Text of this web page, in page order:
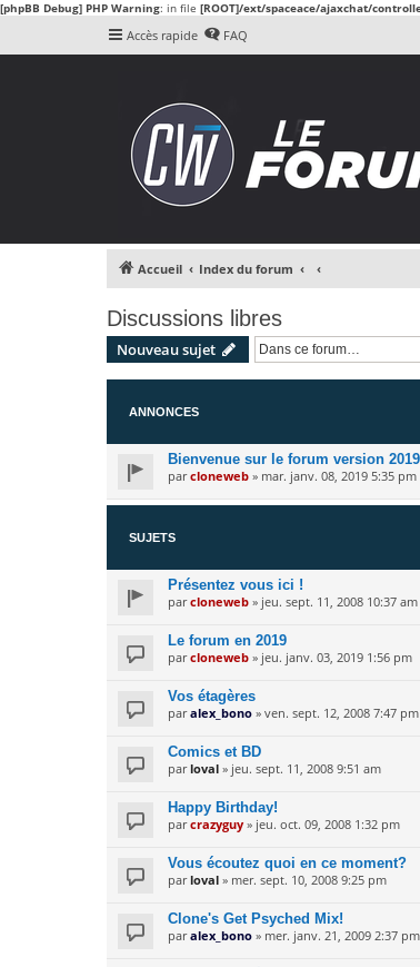
[phpBB Debug] PHP Warning: in file [ROOT]/ext/spaceace/ajaxchat/
Accès rapide FAQ
Accueil Index du forum
Discussions libres
Nouveau sujet
ANNONCES
Bienvenue sur le forum version 2019
parcloneweb » mar. janv. 08, 2019 5:35 pm
SUJETS
Présentez vous ici !
parcloneweb » jeu. sept. 11, 2008 10:37 am
Le forum en 2019
parcloneweb » jeu. janv. 03, 2019 1:56 pm
Vos étagères
paralex_bono » ven. sept. 12, 2008 7:47 pm
Comics et BD
parloval » jeu. sept. 11, 2008 9:51 am
Happy Birthday!
parcrazyguy » jeu. oct. 09, 2008 1:32 pm
Vous écoutez quoi en ce moment?
parloval » mer. sept. 10, 2008 9:25 pm
Clone's Get Psyched Mix!
paralex_bono » mer. janv. 21, 2009 2:37 pm